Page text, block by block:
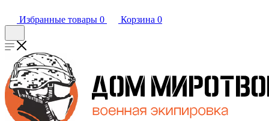
Избранные товары 0 Корзина 0